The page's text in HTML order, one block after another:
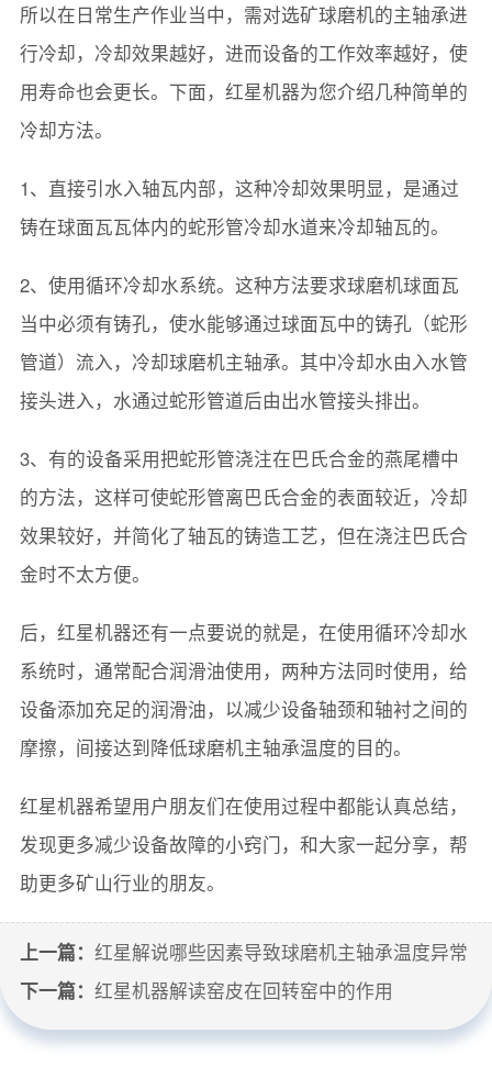
所以在日常生产作业当中，需对选矿球磨机的主轴承进
行冷却，冷却效果越好，进而设备的工作效率越好，使
用寿命也会更长。下面，红星机器为您介绍几种简单的
冷却方法。
1、直接引水入轴瓦内部，这种冷却效果明显，是通过
铸在球面瓦瓦体内的蛇形管冷却水道来冷却轴瓦的。
2、使用循环冷却水系统。这种方法要求球磨机球面瓦
当中必须有铸孔，使水能够通过球面瓦中的铸孔（蛇形
管道）流入，冷却球磨机主轴承。其中冷却水由入水管
接头进入，水通过蛇形管道后由出水管接头排出。
3、有的设备采用把蛇形管浇注在巴氏合金的燕尾槽中
的方法，这样可使蛇形管离巴氏合金的表面较近，冷却
效果较好，并简化了轴瓦的铸造工艺，但在浇注巴氏合
金时不太方便。
后，红星机器还有一点要说的就是，在使用循环冷却水
系统时，通常配合润滑油使用，两种方法同时使用，给
设备添加充足的润滑油，以减少设备轴颈和轴衬之间的
摩擦，间接达到降低球磨机主轴承温度的目的。
红星机器希望用户朋友们在使用过程中都能认真总结，
发现更多减少设备故障的小窍门，和大家一起分享，帮
助更多矿山行业的朋友。
上一篇： 红星解说哪些因素导致球磨机主轴承温度异常
下一篇： 红星机器解读窑皮在回转窑中的作用